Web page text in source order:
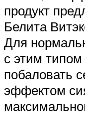
продукт
Белита
Для
с этим
побаловать
эффектом